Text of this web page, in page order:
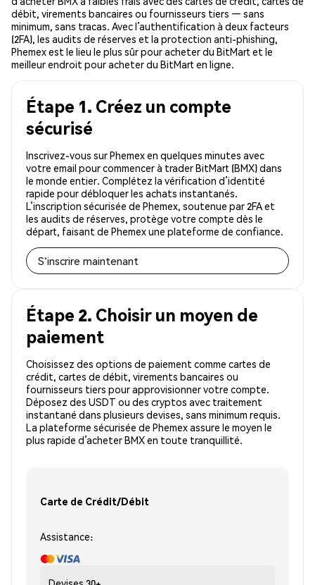
débit, virements bancaires ou fournisseurs tiers — sans
minimum, sans tracas. Avec l’authentification à deux facteurs
(2FA), les audits de réserves et la protection anti-phishing,
Phemex est le lieu le plus sûr pour acheter du BitMart et le
meilleur endroit pour acheter du BitMart en ligne.
Étape 1. Créez un compte
sécurisé
Inscrivez-vous sur Phemex en quelques minutes avec
votre email pour commencer à trader BitMart (BMX) dans
le monde entier. Complétez la vérification d’identité
rapide pour débloquer les achats instantanés.
L’inscription sécurisée de Phemex, soutenue par 2FA et
les audits de réserves, protège votre compte dès le
départ, faisant de Phemex une plateforme de confiance.
S'inscrire maintenant
Étape 2. Choisir un moyen de
paiement
Choisissez des options de paiement comme cartes de
crédit, cartes de débit, virements bancaires ou
fournisseurs tiers pour approvisionner votre compte.
Déposez des USDT ou des cryptos avec traitement
instantané dans plusieurs devises, sans minimum requis.
La plateforme sécurisée de Phemex assure le moyen le
plus rapide d’acheter BMX en toute tranquillité.
Carte de Crédit/Débit
Assistance: